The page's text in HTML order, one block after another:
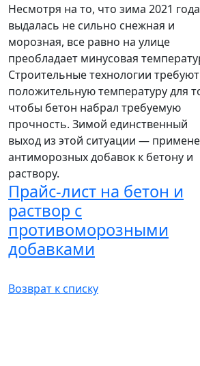
Несмотря на то, что зима 2021 года
выдалась не сильно снежная и
морозная, все равно на улице
преобладает минусовая
Строительные технологии требуют
положительную температуру для
чтобы бетон набрал требуемую
прочность. Зимой единственный
выход из этой ситуации —
антиморозных добавок к бетону и
раствору.
Прайс-лист на бетон и
раствор с
противоморозными
добавками
Возврат к списку